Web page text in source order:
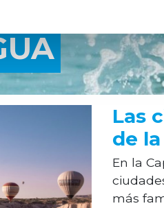
Las
de
En la
más